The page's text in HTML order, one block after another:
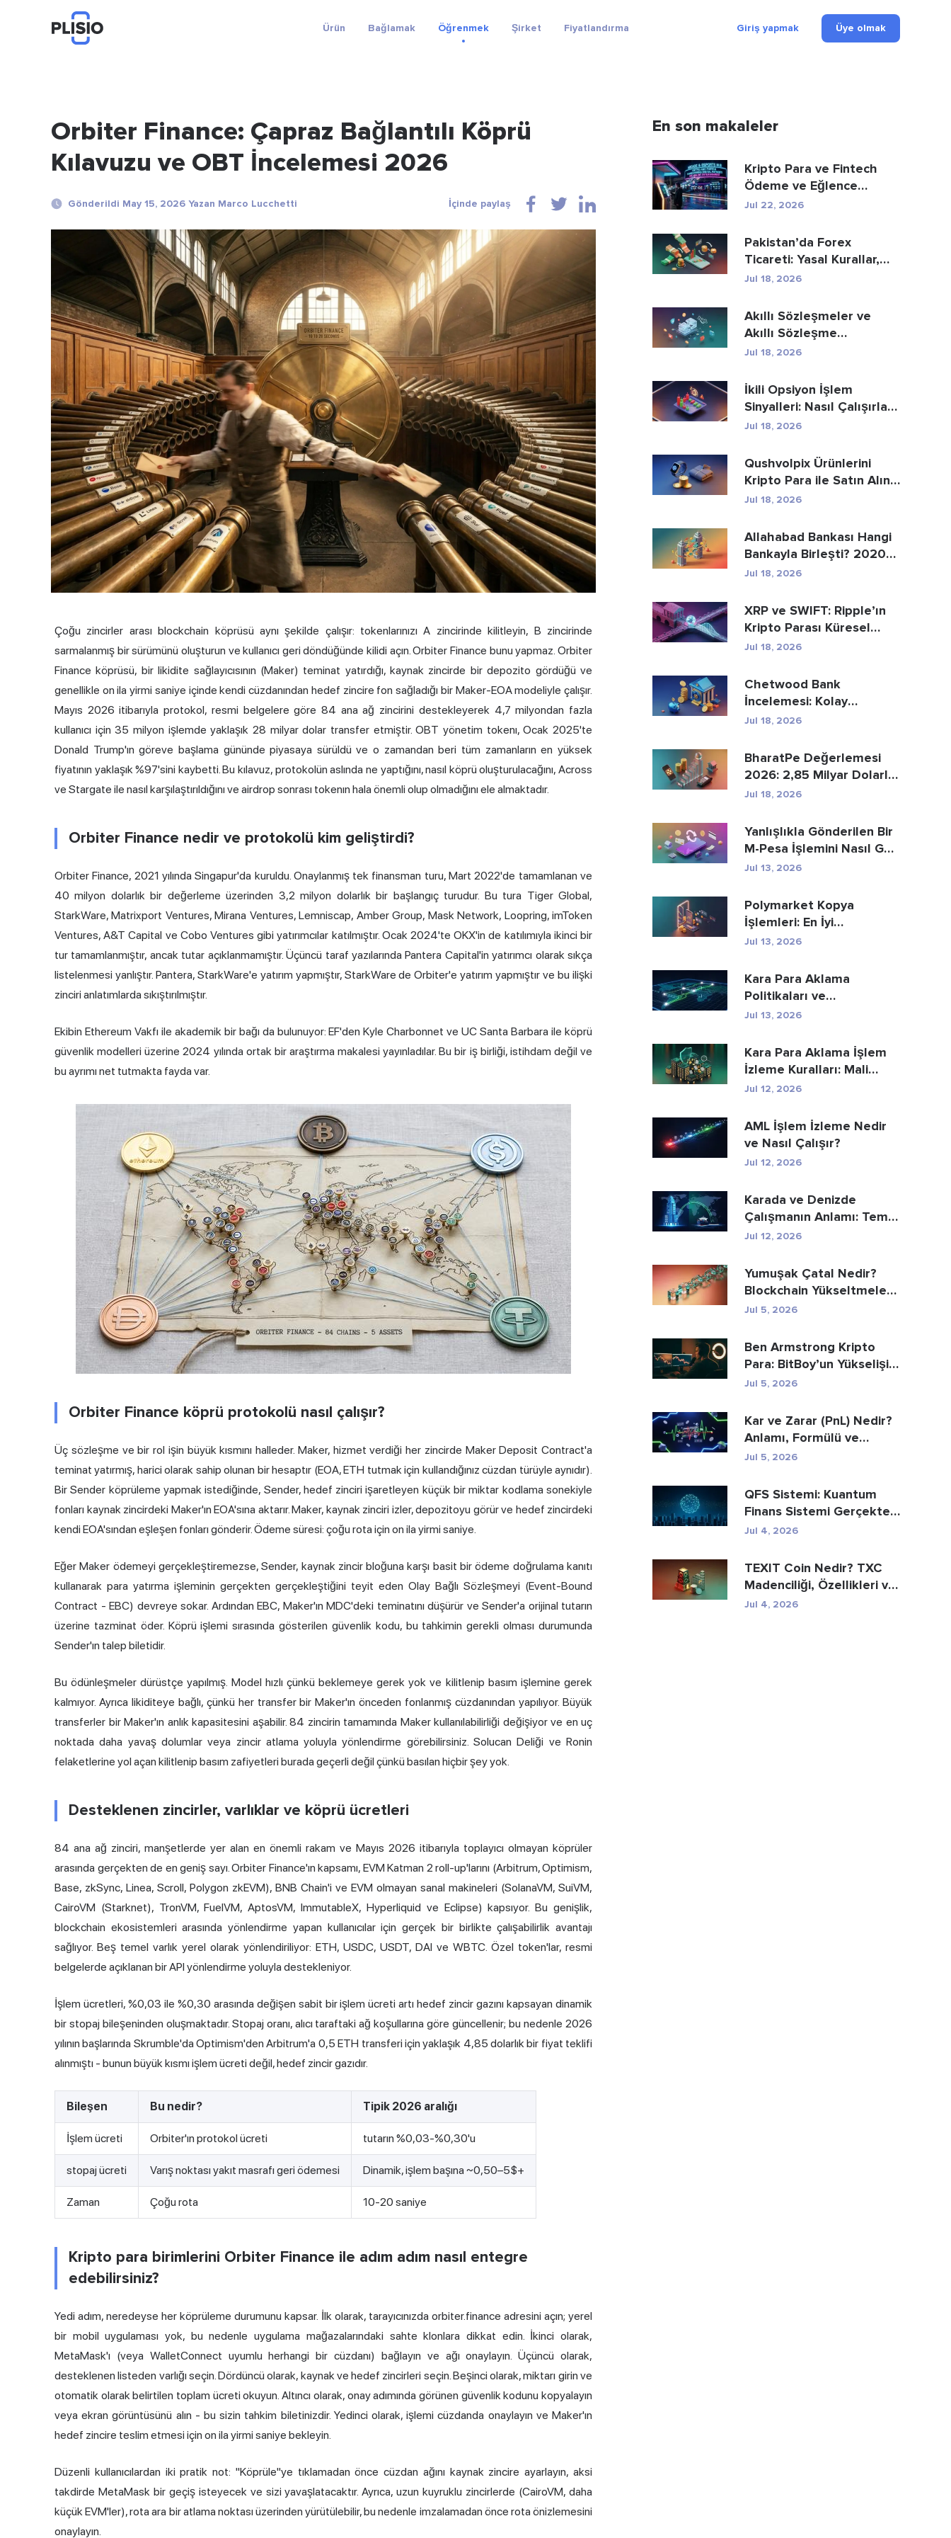
Ürün Bağlamak Öğrenmek Şirket Fiyatlandırma Giriş yapmak Üye olmak
Orbiter Finance: Çapraz Bağlantılı Köprü
Kılavuzu ve OBT İncelemesi 2026
Gönderildi May 15, 2026 Yazan Marco Lucchetti İçinde paylaş
Çoğu zincirler arası blockchain köprüsü aynı şekilde çalışır: tokenlarınızı A zincirinde kilitleyin, B zincirinde
sarmalanmış bir sürümünü oluşturun ve kullanıcı geri döndüğünde kilidi açın. Orbiter Finance bunu yapmaz. Orbiter
Finance köprüsü, bir likidite sağlayıcısının (Maker) teminat yatırdığı, kaynak zincirde bir depozito gördüğü ve
genellikle on ila yirmi saniye içinde kendi cüzdanından hedef zincire fon sağladığı bir Maker-EOA modeliyle çalışır.
Mayıs 2026 itibarıyla protokol, resmi belgelere göre 84 ana ağ zincirini destekleyerek 4,7 milyondan fazla
kullanıcı için 35 milyon işlemde yaklaşık 28 milyar dolar transfer etmiştir. OBT yönetim tokenı, Ocak 2025'te
Donald Trump'ın göreve başlama gününde piyasaya sürüldü ve o zamandan beri tüm zamanların en yüksek
fiyatının yaklaşık %97'sini kaybetti. Bu kılavuz, protokolün aslında ne yaptığını, nasıl köprü oluşturulacağını, Across
ve Stargate ile nasıl karşılaştırıldığını ve airdrop sonrası tokenın hala önemli olup olmadığını ele almaktadır.
Orbiter Finance nedir ve protokolü kim geliştirdi?
Orbiter Finance, 2021 yılında Singapur'da kuruldu. Onaylanmış tek finansman turu, Mart 2022'de tamamlanan ve
40 milyon dolarlık bir değerleme üzerinden 3,2 milyon dolarlık bir başlangıç turudur. Bu tura Tiger Global,
StarkWare, Matrixport Ventures, Mirana Ventures, Lemniscap, Amber Group, Mask Network, Loopring, imToken
Ventures, A&T Capital ve Cobo Ventures gibi yatırımcılar katılmıştır. Ocak 2024'te OKX'in de katılımıyla ikinci bir
tur tamamlanmıştır, ancak tutar açıklanmamıştır. Üçüncü taraf yazılarında Pantera Capital'in yatırımcı olarak sıkça
listelenmesi yanlıştır. Pantera, StarkWare'e yatırım yapmıştır, StarkWare de Orbiter'e yatırım yapmıştır ve bu ilişki
zinciri anlatımlarda sıkıştırılmıştır.
Ekibin Ethereum Vakfı ile akademik bir bağı da bulunuyor: EF'den Kyle Charbonnet ve UC Santa Barbara ile köprü
güvenlik modelleri üzerine 2024 yılında ortak bir araştırma makalesi yayınladılar. Bu bir iş birliği, istihdam değil ve
bu ayrımı net tutmakta fayda var.
Orbiter Finance köprü protokolü nasıl çalışır?
Üç sözleşme ve bir rol işin büyük kısmını halleder. Maker, hizmet verdiği her zincirde Maker Deposit Contract'a
teminat yatırmış, harici olarak sahip olunan bir hesaptır (EOA, ETH tutmak için kullandığınız cüzdan türüyle aynıdır).
Bir Sender köprüleme yapmak istediğinde, Sender, hedef zinciri işaretleyen küçük bir miktar kodlama sonekiyle
fonları kaynak zincirdeki Maker'ın EOA'sına aktarır. Maker, kaynak zinciri izler, depozitoyu görür ve hedef zincirdeki
kendi EOA'sından eşleşen fonları gönderir. Ödeme süresi: çoğu rota için on ila yirmi saniye.
Eğer Maker ödemeyi gerçekleştiremezse, Sender, kaynak zincir bloğuna karşı basit bir ödeme doğrulama kanıtı
kullanarak para yatırma işleminin gerçekten gerçekleştiğini teyit eden Olay Bağlı Sözleşmeyi (Event-Bound
Contract - EBC) devreye sokar. Ardından EBC, Maker'ın MDC'deki teminatını düşürür ve Sender'a orijinal tutarın
üzerine tazminat öder. Köprü işlemi sırasında gösterilen güvenlik kodu, bu tahkimin gerekli olması durumunda
Sender'ın talep biletidir.
Bu ödünleşmeler dürüstçe yapılmış. Model hızlı çünkü beklemeye gerek yok ve kilitlenip basım işlemine gerek
kalmıyor. Ayrıca likiditeye bağlı, çünkü her transfer bir Maker'ın önceden fonlanmış cüzdanından yapılıyor. Büyük
transferler bir Maker'ın anlık kapasitesini aşabilir. 84 zincirin tamamında Maker kullanılabilirliği değişiyor ve en uç
noktada daha yavaş dolumlar veya zincir atlama yoluyla yönlendirme görebilirsiniz. Solucan Deliği ve Ronin
felaketlerine yol açan kilitlenip basım zafiyetleri burada geçerli değil çünkü basılan hiçbir şey yok.
Desteklenen zincirler, varlıklar ve köprü ücretleri
84 ana ağ zinciri, manşetlerde yer alan en önemli rakam ve Mayıs 2026 itibarıyla toplayıcı olmayan köprüler
arasında gerçekten de en geniş sayı. Orbiter Finance'ın kapsamı, EVM Katman 2 roll-up'larını (Arbitrum, Optimism,
Base, zkSync, Linea, Scroll, Polygon zkEVM), BNB Chain'i ve EVM olmayan sanal makineleri (SolanaVM, SuiVM,
CairoVM (Starknet), TronVM, FuelVM, AptosVM, ImmutableX, Hyperliquid ve Eclipse) kapsıyor. Bu genişlik,
blockchain ekosistemleri arasında yönlendirme yapan kullanıcılar için gerçek bir birlikte çalışabilirlik avantajı
sağlıyor. Beş temel varlık yerel olarak yönlendiriliyor: ETH, USDC, USDT, DAI ve WBTC. Özel token'lar, resmi
belgelerde açıklanan bir API yönlendirme yoluyla destekleniyor.
İşlem ücretleri, %0,03 ile %0,30 arasında değişen sabit bir işlem ücreti artı hedef zincir gazını kapsayan dinamik
bir stopaj bileşeninden oluşmaktadır. Stopaj oranı, alıcı taraftaki ağ koşullarına göre güncellenir; bu nedenle 2026
yılının başlarında Skrumble'da Optimism'den Arbitrum'a 0,5 ETH transferi için yaklaşık 4,85 dolarlık bir fiyat teklifi
alınmıştı - bunun büyük kısmı işlem ücreti değil, hedef zincir gazıdır.
Bileşen Bu nedir? Tipik 2026 aralığı
İşlem ücreti Orbiter'ın protokol ücreti tutarın %0,03-%0,30'u
stopaj ücreti Varış noktası yakıt masrafı geri ödemesi Dinamik, işlem başına ~0,50–5$+
Zaman Çoğu rota 10-20 saniye
Kripto para birimlerini Orbiter Finance ile adım adım nasıl entegre
edebilirsiniz?
Yedi adım, neredeyse her köprüleme durumunu kapsar. İlk olarak, tarayıcınızda orbiter.finance adresini açın; yerel
bir mobil uygulaması yok, bu nedenle uygulama mağazalarındaki sahte klonlara dikkat edin. İkinci olarak,
MetaMask'ı (veya WalletConnect uyumlu herhangi bir cüzdanı) bağlayın ve ağı onaylayın. Üçüncü olarak,
desteklenen listeden varlığı seçin. Dördüncü olarak, kaynak ve hedef zincirleri seçin. Beşinci olarak, miktarı girin ve
otomatik olarak belirtilen toplam ücreti okuyun. Altıncı olarak, onay adımında görünen güvenlik kodunu kopyalayın
veya ekran görüntüsünü alın - bu sizin tahkim biletinizdir. Yedinci olarak, işlemi cüzdanda onaylayın ve Maker'ın
hedef zincire teslim etmesi için on ila yirmi saniye bekleyin.
Düzenli kullanıcılardan iki pratik not: "Köprüle"ye tıklamadan önce cüzdan ağını kaynak zincire ayarlayın, aksi
takdirde MetaMask bir geçiş isteyecek ve sizi yavaşlatacaktır. Ayrıca, uzun kuyruklu zincirlerde (CairoVM, daha
küçük EVM'ler), rota ara bir atlama noktası üzerinden yürütülebilir, bu nedenle imzalamadan önce rota önizlemesini
onaylayın.
En son makaleler
Kripto Para ve Fintech
Ödeme ve Eğlence
Sektörünü Nasıl Yeni...
Jul 22, 2026
Pakistan’da Forex
Ticareti: Yasal Kurallar,
Aracı Kurumlar, Tic...
Jul 18, 2026
Akıllı Sözleşmeler ve
Akıllı Sözleşme
Geliştirme Hizmetle...
Jul 18, 2026
İkili Opsiyon İşlem
Sinyalleri: Nasıl Çalışırlar
ve Riskle...
Jul 18, 2026
Qushvolpix Ürünlerini
Kripto Para ile Satın Alın:
Bitcoin, Öd...
Jul 18, 2026
Allahabad Bankası Hangi
Bankayla Birleşti? 2020
Yılı Haberinin...
Jul 18, 2026
XRP ve SWIFT: Ripple’ın
Kripto Parası Küresel
Ödemelerin Yer...
Jul 18, 2026
Chetwood Bank
İncelemesi: Kolay
Tasarruf ve Güvenli
Jul 18, 2026
BharatPe Değerlemesi
2026: 2,85 Milyar Dolarlık
Fintech Unicorn ...
Jul 18, 2026
Yanlışlıkla Gönderilen Bir
M-Pesa İşlemini Nasıl Geri
Alabi...
Jul 13, 2026
Polymarket Kopya
İşlemleri: En İyi
Cüzdanları Güvenli Bir Ş...
Jul 13, 2026
Kara Para Aklama
Politikaları ve
Prosedürleri: Eksiksiz Bir
Jul 13, 2026
Kara Para Aklama İşlem
İzleme Kuralları: Mali
Suçları Nasıl...
Jul 12, 2026
AML İşlem İzleme Nedir
ve Nasıl Çalışır?
Jul 12, 2026
Karada ve Denizde
Çalışmanın Anlamı: Temel
Farklar Açıkland...
Jul 12, 2026
Yumuşak Çatal Nedir?
Blockchain Yükseltmeleri
Açıklanıyor
Jul 5, 2026
Ben Armstrong Kripto
Para: BitBoy’un Yükselişi
ve Düşüşü
Jul 5, 2026
Kar ve Zarar (PnL) Nedir?
Anlamı, Formülü ve
Hesaplama Yöntemi
Jul 5, 2026
QFS Sistemi: Kuantum
Finans Sistemi Gerçekte
Nedir (2026)
Jul 4, 2026
TEXIT Coin Nedir? TXC
Madenciliği, Özellikleri ve
Düzenleyici R...
Jul 4, 2026